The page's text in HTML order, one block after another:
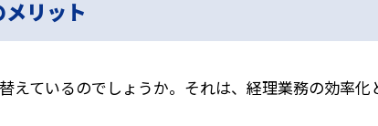
リット
えているのでしょうか。それは、経理業務の効率